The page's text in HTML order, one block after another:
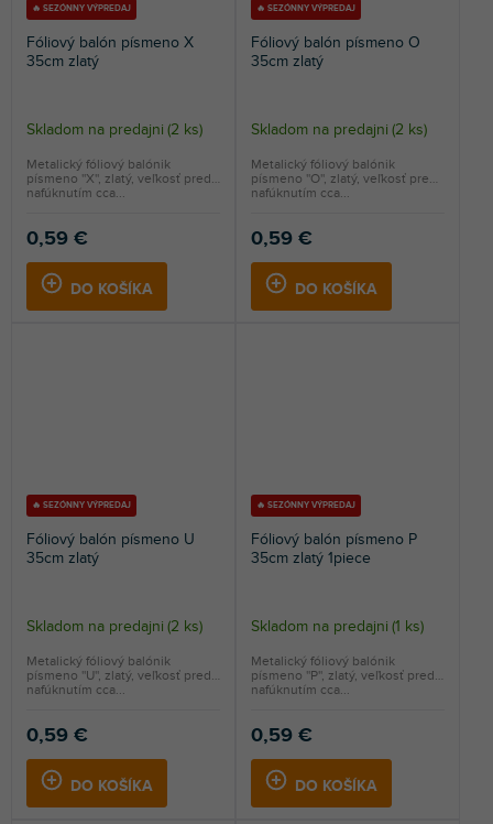
🔥 SEZÓNNY VÝPREDAJ
Fóliový balón písmeno X
35cm zlatý
Skladom na predajni (2 ks)
0,59 €
DO KOŠÍKA
Metalický fóliový balónik
písmeno ''X'', zlatý, veľkosť pred
nafúknutím cca...
🔥 SEZÓNNY VÝPREDAJ
Fóliový balón písmeno O
35cm zlatý
Skladom na predajni (2 ks)
0,59 €
DO KOŠÍKA
Metalický fóliový balónik
písmeno ''O'', zlatý, veľkosť pred
nafúknutím cca...
🔥 SEZÓNNY VÝPREDAJ
Fóliový balón písmeno U
35cm zlatý
Skladom na predajni (2 ks)
0,59 €
DO KOŠÍKA
Metalický fóliový balónik
písmeno ''U'', zlatý, veľkosť pred
nafúknutím cca...
🔥 SEZÓNNY VÝPREDAJ
Fóliový balón písmeno P
35cm zlatý 1piece
Skladom na predajni (1 ks)
0,59 €
DO KOŠÍKA
Metalický fóliový balónik
písmeno ''P'', zlatý, veľkosť pred
nafúknutím cca...